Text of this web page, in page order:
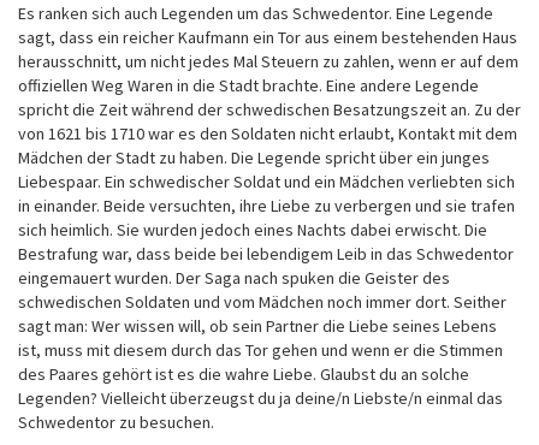
Es ranken sich auch Legenden um das Schwedentor. Eine Legende
sagt, dass ein reicher Kaufmann ein Tor aus einem bestehenden Haus
herausschnitt, um nicht jedes Mal Steuern zu zahlen, wenn er auf dem
offiziellen Weg Waren in die Stadt brachte. Eine andere Legende
spricht die Zeit während der schwedischen Besatzungszeit an. Zu der
von 1621 bis 1710 war es den Soldaten nicht erlaubt, Kontakt mit dem
Mädchen der Stadt zu haben. Die Legende spricht über ein junges
Liebespaar. Ein schwedischer Soldat und ein Mädchen verliebten sich
in einander. Beide versuchten, ihre Liebe zu verbergen und sie trafen
sich heimlich. Sie wurden jedoch eines Nachts dabei erwischt. Die
Bestrafung war, dass beide bei lebendigem Leib in das Schwedentor
eingemauert wurden. Der Saga nach spuken die Geister des
schwedischen Soldaten und vom Mädchen noch immer dort. Seither
sagt man: Wer wissen will, ob sein Partner die Liebe seines Lebens
ist, muss mit diesem durch das Tor gehen und wenn er die Stimmen
des Paares gehört ist es die wahre Liebe. Glaubst du an solche
Legenden? Vielleicht überzeugst du ja deine/n Liebste/n einmal das
Schwedentor zu besuchen.